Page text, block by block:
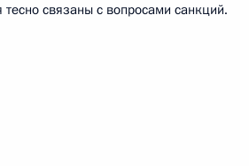
связаны с вопросами санкций.